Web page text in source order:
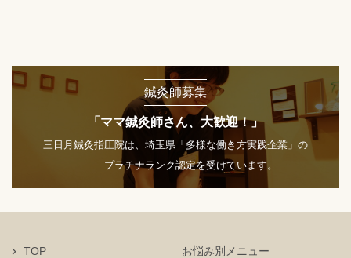
鍼灸師募集
「ママ鍼灸師さん、大歓迎！」
三日月鍼灸指圧院は、埼玉県「多様な働き方実践企業」の
プラチナランク認定を受けています。
TOP お悩み別メニュー